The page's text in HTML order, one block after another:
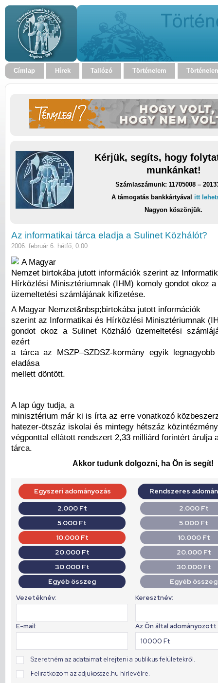
Címlap Hírek Tallózó Történelem
Kérjük, segíts, hogy
munkánkat!
Számlaszámunk: 11705008 –
A támogatás bankkártyával itt
Nagyon köszönjük.
Az informatikai tárca eladja a Sulinet Közhálót?
2006. február 6. hétfő, 0:00
A Magyar
Nemzet birtokába jutott információk szerint az
Hírközlési Minisztériumnak (IHM) komoly gondot okoz
üzemeltetési számlájának kifizetése.
A Magyar Nemzet&nbsp;birtokába jutott információk
szerint az Informatikai és Hírközlési Minisztériumnak
gondot okoz a Sulinet Közháló üzemeltetési
ezért
a tárca az MSZP–SZDSZ-kormány egyik legnagyobb
eladása
mellett döntött.
A lap úgy tudja, a
minisztérium már ki is írta az erre vonatkozó
hatezer-ötszáz iskolai és mintegy hétszáz
végponttal ellátott rendszert 2,33 milliárd forintért árulja
tárca.
Akkor tudunk dolgozni, ha Ön is segít!